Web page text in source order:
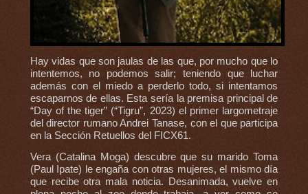
Hay vidas que son jaulas de las que, por mucho que lo
intentemos, no podemos salir; teniendo que luchar
además con el miedo a perderlo todo, si intentamos
escaparnos de ellas. Esta sería la premisa principal de
“Day of the tiger” (“Tigru”, 2023) el primer largometraje
del director rumano Andrei Tanase, con el que participa
en la Sección Retuellos del FICX61.
Vera (Catalina Moga) descubre que su marido Toma
(Paul Ipate) le engaña con otras mujeres, el mismo día
que recibe otra mala noticia. Desanimada, vuelve en